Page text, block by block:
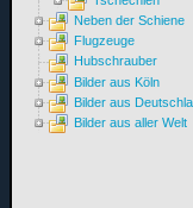
Neben der Schiene
Flugzeuge
Hubschrauber
Bilder aus Köln
Bilder aus
Bilder aus aller Welt